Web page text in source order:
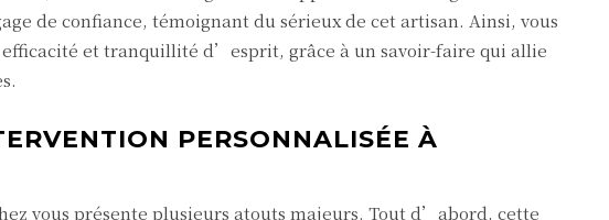
de confiance, témoignant du sérieux de cet artisan. Ainsi, vous
et tranquillité d’esprit, grâce à un savoir-faire qui allie
PERSONNALISÉE À
vous présente plusieurs atouts majeurs. Tout d’abord, cette